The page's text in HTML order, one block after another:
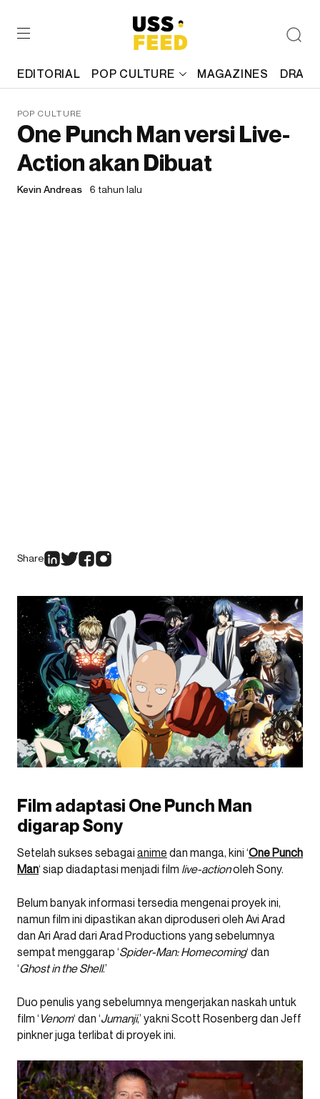
EDITORIAL POP CULTURE MAGAZINES
POP CULTURE
One Punch Man versi Live-
Action akan Dibuat
Kevin Andreas 6 tahun lalu
Share
Film adaptasi One Punch Man
digarap Sony
Setelah sukses sebagai anime dan manga, kini ‘One Punch
Man‘ siap diadaptasi menjadi film live-actionoleh Sony.
Belum banyak informasi tersedia mengenai proyek ini,
namun film ini dipastikan akan diproduseri oleh Avi Arad
dan Ari Arad dari Arad Productions yang sebelumnya
sempat menggarap ‘Spider-Man: Homecoming‘ dan
‘Ghost in the Shell.’
Duo penulis yang sebelumnya mengerjakan naskah untuk
film ‘ Venom‘ dan ‘Jumanji,’ yakni Scott Rosenberg dan Jeff
pinkner juga terlibat di proyek ini.